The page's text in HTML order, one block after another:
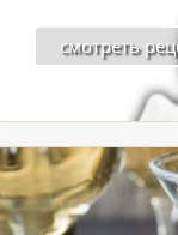
смотреть